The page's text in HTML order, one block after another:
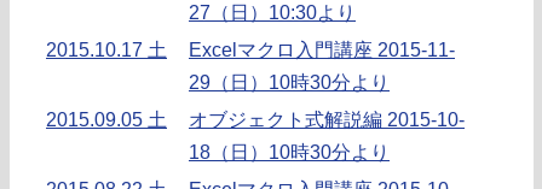
27（日）10:30より
2015.10.17 土
Excelマクロ入門講座 2015-11-
29（日）10時30分より
2015.09.05 土
オブジェクト式解説編 2015-10-
18（日）10時30分より